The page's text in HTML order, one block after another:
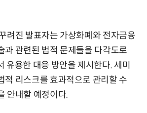
려진 발표자는 가상화폐와 전자금융
과 관련된 법적 문제들을 다각도로
유용한 대응 방안을 제시한다. 세미
적 리스크를 효과적으로 관리할 수
안내할 예정이다.